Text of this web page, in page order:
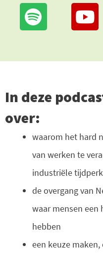
In deze
over:
waarom het hard
van werken te
industriële
de overgang van
waar mensen een
hebben
een keuze